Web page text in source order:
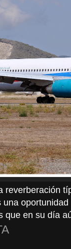
reverberación
que en su día